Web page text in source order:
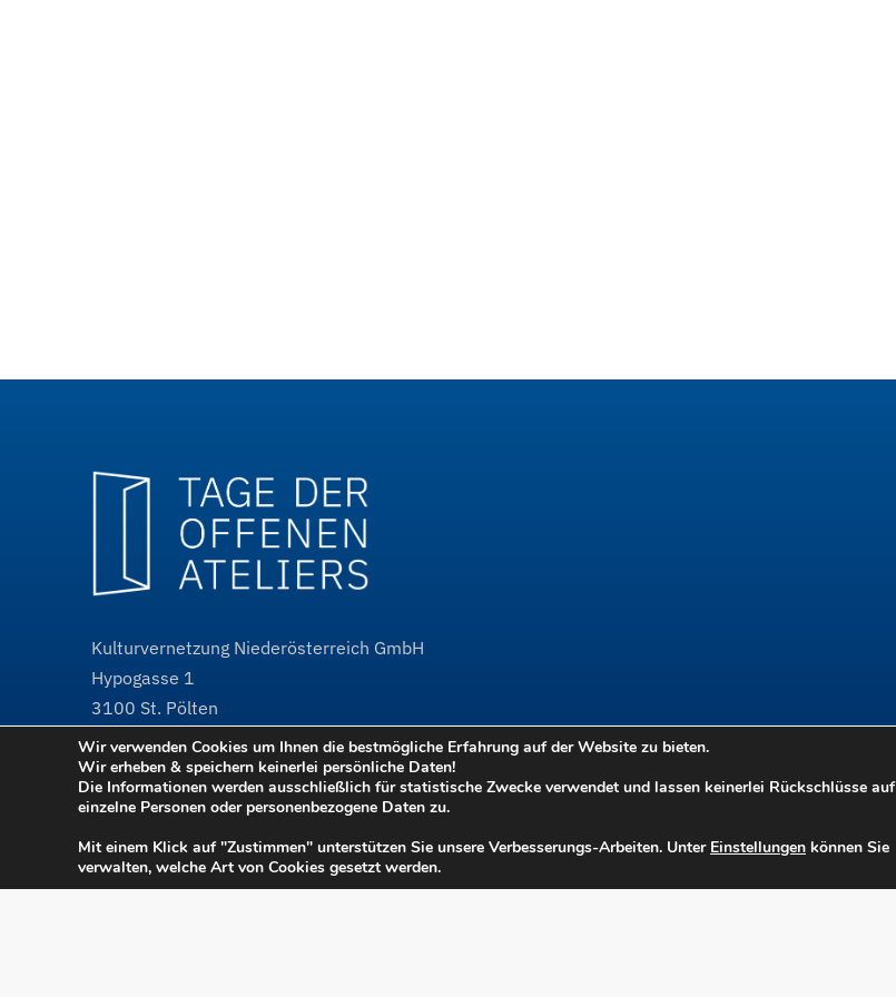
Kulturvernetzung Niederösterreich GmbH
Hypogasse 1
3100 St. Pölten
@ tdoa@kulturvernetzung.at
w³www.kulturvernetzung.at
w³www.tdoa.atProjektauftritt
Wir verwenden Cookies um Ihnen die bestmögliche Erfahrung auf der Website zu bieten.
Wir erheben & speichern keinerlei persönliche Daten!
Die Informationen werden ausschließlich für statistische Zwecke verwendet und lassen keinerlei Rückschlüsse auf
einzelne Personen oder personenbezogene Daten zu.
Mit einem Klick auf "Zustimmen" unterstützen Sie unsere Verbesserungs-Arbeiten. Unter Einstellungen können Sie
verwalten, welche Art von Cookies gesetzt werden.